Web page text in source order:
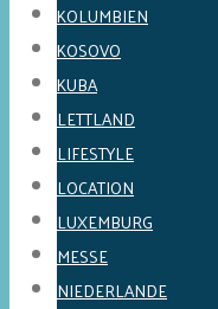
KOLUMBIEN
KOSOVO
KUBA
LETTLAND
LIFESTYLE
LOCATION
LUXEMBURG
MESSE
NIEDERLANDE